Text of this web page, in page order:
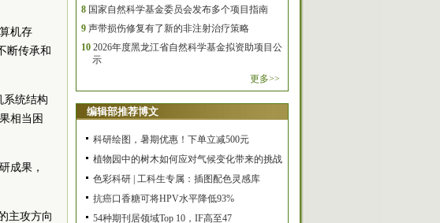
机存
断传承和
系统结构
相当困
成果，
主攻方向
8 国家自然科学基金委员会发布多个项目指南
9 声带损伤修复有了新的非注射治疗策略
10 2026年度黑龙江省自然科学基金拟资助项目公
示
更多>>
编辑部推荐博文
科研绘图，暑期优惠！下单立减500元
植物园中的树木如何应对气候变化带来的挑战
色彩科研 | 工科生专属：插图配色灵感库
抗癌口香糖可将HPV水平降低93%
54种期刊居领域Top 10，IF高至47